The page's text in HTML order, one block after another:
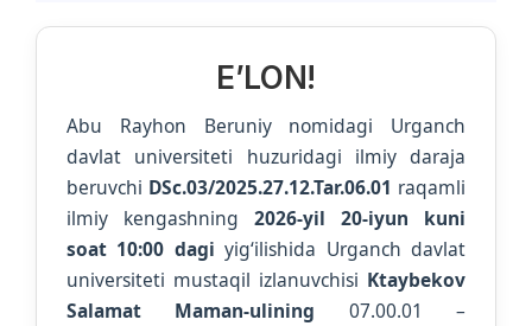
E’LON!
Abu Rayhon Beruniy nomidagi Urganch
davlat universiteti huzuridagi ilmiy daraja
beruvchi DSc.03/2025.27.12.Tar.06.01 raqamli
ilmiy kengashning 2026-yil 20-iyun kuni
soat 10:00 dagi yig‘ilishida Urganch davlat
universiteti mustaqil izlanuvchisi Ktaybekov
Salamat Maman-ulining 07.00.01 –